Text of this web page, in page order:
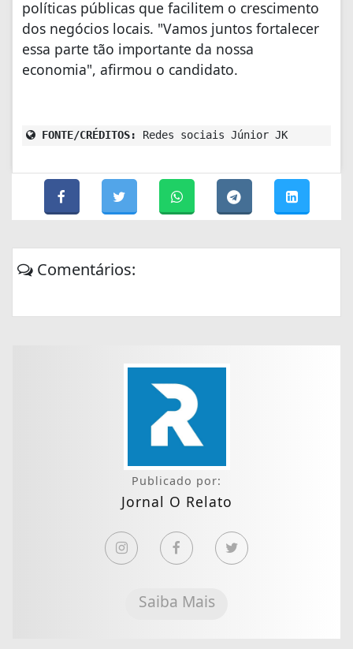
políticas públicas que facilitem o crescimento
dos negócios locais. "Vamos juntos fortalecer
essa parte tão importante da nossa
economia", afirmou o candidato.
FONTE/CRÉDITOS: Redes sociais Júnior JK
Comentários:
Publicado por:
Jornal O Relato
Saiba Mais